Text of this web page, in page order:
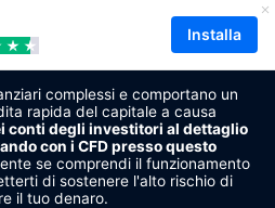
Installa
complessi e comportano un
rapida del capitale a causa
conti degli investitori al dettaglio
con i CFD presso questo
se comprendi il funzionamento
di sostenere l'alto rischio di
il tuo denaro.